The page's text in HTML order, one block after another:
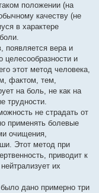
положении (на
качеству (не
в характере
появляется вера и
и
этот метод человека,
фактом, тем,
на боль, не как на
трудности.
не страдать от
применять болевые
очищения,
Этот метод при
приводит к
их
дано примерно три